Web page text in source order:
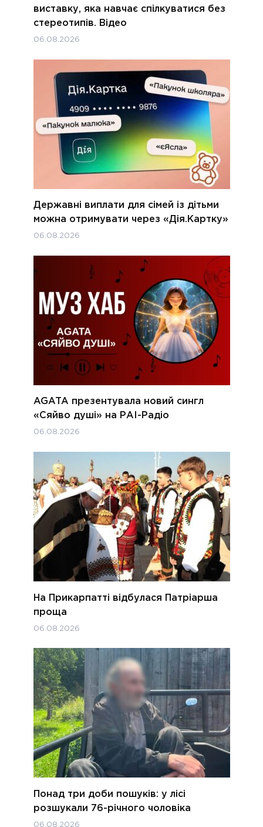
виставку, яка навчає спілкуватися без
стереотипів. Відео
06.08.2026
Державні виплати для сімей із дітьми
можна отримувати через «Дія.Картку»
06.08.2026
AGATA презентувала новий сингл
«Сяйво душі» на РАІ-Радіо
06.08.2026
На Прикарпатті відбулася Патріарша
проща
06.08.2026
Понад три доби пошуків: у лісі
розшукали 76-річного чоловіка
06.08.2026